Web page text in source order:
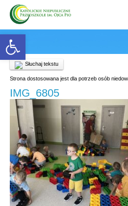
Open toolbar
Słuchaj tekstu
Strona dostosowana jest dla potrzeb osób
IMG_6805